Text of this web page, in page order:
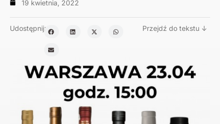
19 kwietnia, 2022
Udostępnij: Przejdź do tekstu ↓